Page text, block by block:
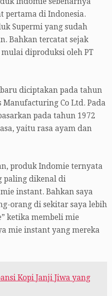
pertama di Indonesia.
Supermi yang sudah
Bahkan tercatat sejak
diproduksi oleh PT
diciptakan pada tahun
Manufacturing Co Ltd. Pada
pada tahun 1972
yaitu rasa ayam dan
produk Indomie ternyata
paling dikenal di
instant. Bahkan saya
orang di sekitar saya lebih
ketika membeli mie
mie instant yang mereka
Kopi Janji Jiwa yang